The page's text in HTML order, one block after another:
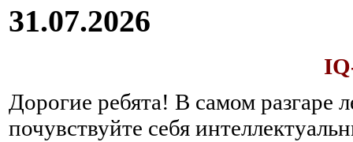
31.07.2026
Дорогие ребята! В самом разгаре
почувствуйте себя